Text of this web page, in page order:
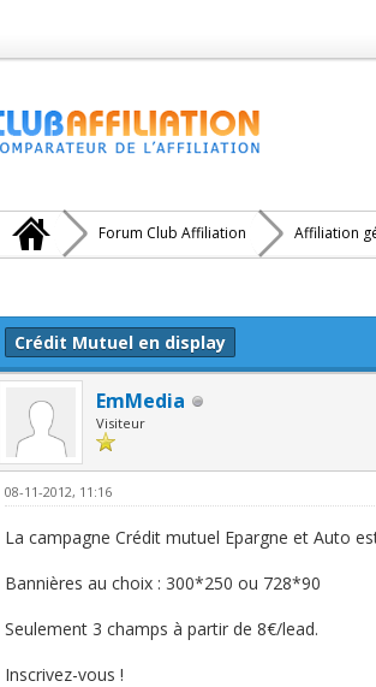
Forum Club Affiliation Affiliation
Crédit Mutuel en display
EmMedia
Visiteur
08-11-2012, 11:16
La campagne Crédit mutuel Epargne et Auto
Bannières au choix : 300*250 ou 728*90
Seulement 3 champs à partir de 8€/lead.
Inscrivez-vous !